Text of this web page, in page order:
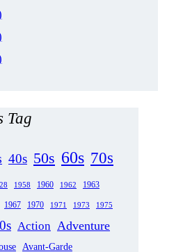
Tag
40s 50s 60s 70s
1958 1960 1962 1963
1967 1970 1971 1973 1975
Action Adventure
Avant-Garde